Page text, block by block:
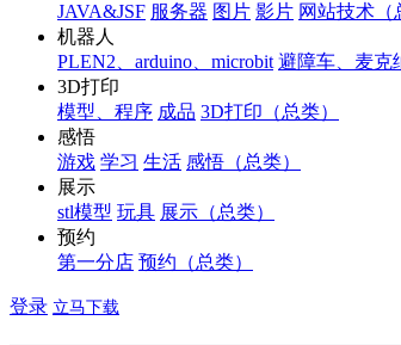
JAVA&JSF 服务器 图片 影片 网站技术（
机器人
PLEN2、arduino、microbit 避障车、麦克
3D打印
模型、程序 成品 3D打印（总类）
感悟
游戏 学习 生活 感悟（总类）
展示
stl模型 玩具 展示（总类）
预约
第一分店 预约（总类）
登录 立马下载